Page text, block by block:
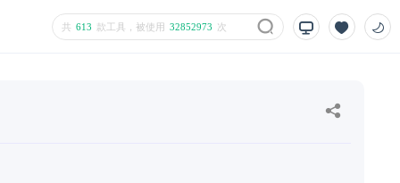
共 613 款工具，被使用 32852973 次